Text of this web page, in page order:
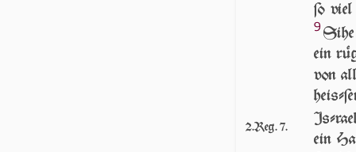
2.Reg. 7.
ſo
9Si­he
ein
von
ein